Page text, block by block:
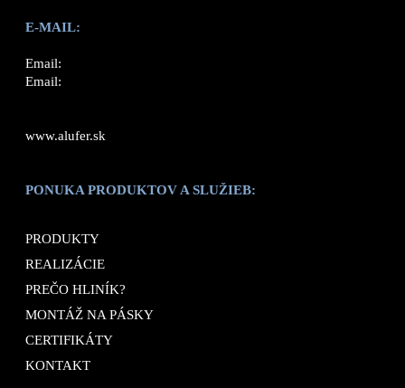
E-MAIL:
Email:
Email:
www.alufer.sk
PONUKA PRODUKTOV A SLUŽIEB:
PRODUKTY
REALIZÁCIE
PREČO HLINÍK?
MONTÁŽ NA PÁSKY
CERTIFIKÁTY
KONTAKT